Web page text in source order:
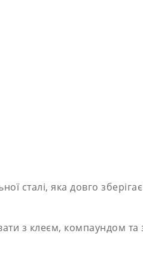
сталі, яка довго
з клеєм, компаундом